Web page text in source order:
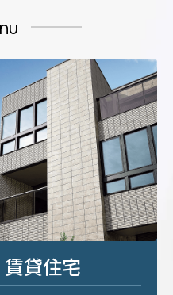
ご検討の方
実例、注目の最新情報など、
ラウンジです。
経営をご検討の方
指すオーナー様まで、賃貸経
けします。
営
ムをご検討の方
、理想の住まいを叶えるリフ
用意しています。
ザインし、持続可能な未来志
。
ム工事ご契約者さまとミサワ
ト。お得・便利・安心なコン
なお知らせなど配信していま
貸住宅